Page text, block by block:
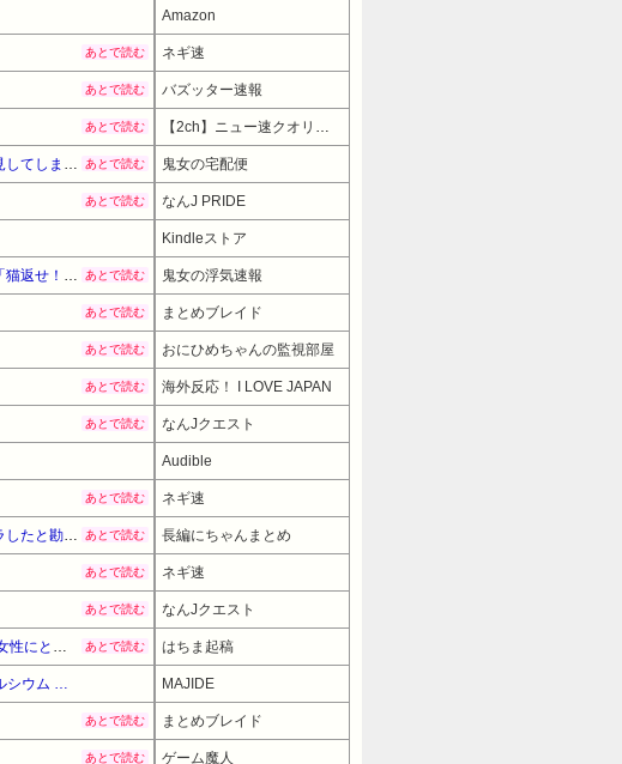
Amazon
あとで読む ネギ速
あとで読む バズッター速報
あとで読む 【2ch】ニュー速クオリティ
園の運動会で「みれいあ」ちゃんという名前の子がいた。漢字を教えてもらった瞬間、思わず二度見してしまい… あとで読む 鬼女の宅配便
あとで読む なんJ PRIDE
Kindleストア
旦那の元嫁が捨ててった猫。病気が治ると気性も良くなり私達に懐くように。それを知った元嫁が「猫返せ！！」「あんたみたいな小娘に猫と旦那君の面倒見れるわけがない」→修羅場に… あとで読む 鬼女の浮気速報
あとで読む まとめブレイド
あとで読む おにひめちゃんの監視部屋
あとで読む 海外反応！ I LOVE JAPAN
あとで読む なんJクエスト
Audible
あとで読む ネギ速
姉「下着に違和感がある！イタズラしたでしょ！？」俺「してないよ」←姉が寝ている間にイタズラしたと勘違いされているのだが・・・ あとで読む 長編にちゃんまとめ
あとで読む ネギ速
あとで読む なんJクエスト
【悲報】男性「体調悪そうで失禁して座り込んでる女性がいるから救急呼ぼう」⇒ 急に現れた別の女性にとんでもない事をされてしまう・・・ あとで読む はちま起稿
【タイムセール】【20%OFF！】 MAJIDE【本田圭佑監修】MAJINOBI マジノビ パウダー 30日分 カルシウム 亜鉛 ビタミンD ボーンペップ 成長期 栄養機能食品 無味無臭 国内製造 子ども 栄養補助食品 MAJIDE
あとで読む まとめブレイド
あとで読む ゲーム魔人